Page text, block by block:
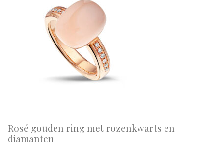
Rosé gouden ring met rozenkwarts en
diamanten